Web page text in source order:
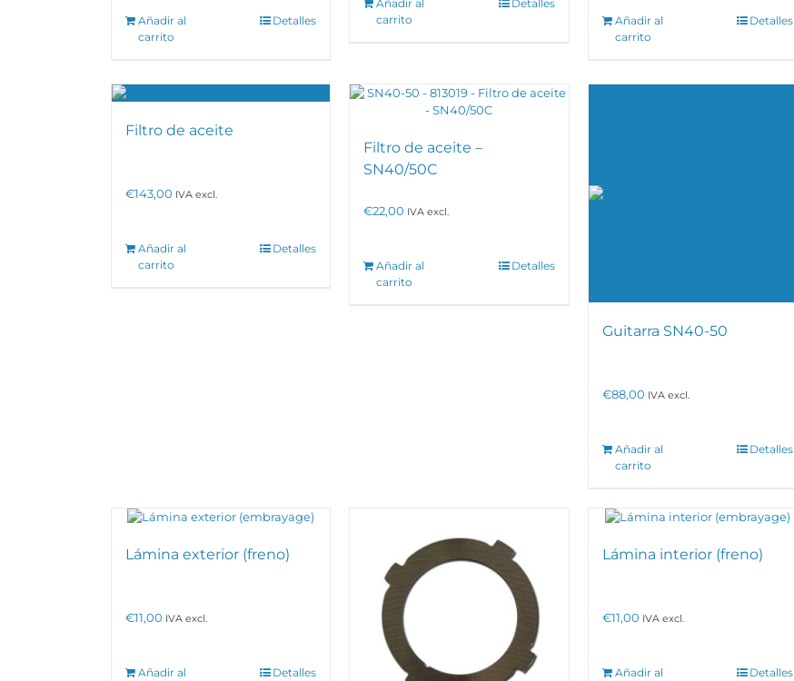
Añadir al
carrito
Detalles
Añadir al
carrito
Detalles
Añadir al
carrito
Detalles
Filtro de aceite
€143,00 IVA excl.
Añadir al
carrito
Detalles
Filtro de aceite –
SN40/50C
€22,00 IVA excl.
Añadir al
carrito
Detalles
Guitarra SN40-50
€88,00 IVA excl.
Añadir al
carrito
Detalles
Lámina exterior (freno)
€11,00 IVA excl.
Añadir al
Detalles
Lámina interior (freno)
€11,00 IVA excl.
Añadir al
Detalles